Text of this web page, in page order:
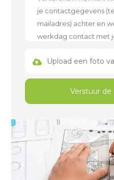
Upload een foto
Verstuur de